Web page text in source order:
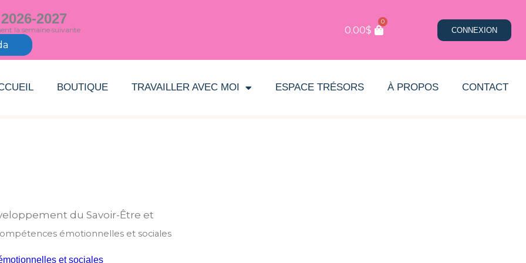
2027
la semaine suivante 0.00$
0
CONNEXION
BOUTIQUE TRAVAILLER AVEC MOI ESPACE TRÉSORS À PROPOS CONTACT
du Savoir-Être et
émotionnelles et sociales
et sociales
ancien